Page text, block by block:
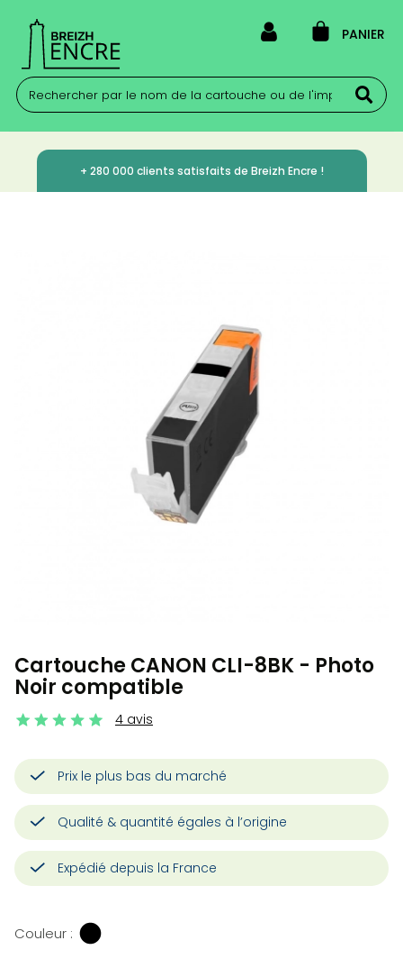
PANIER
+ 280 000 clients satisfaits de Breizh Encre !
Cartouche CANON CLI-8BK - Photo
Noir compatible
4 avis
Prix le plus bas du marché
Qualité & quantité égales à l’origine
Expédié depuis la France
Couleur :